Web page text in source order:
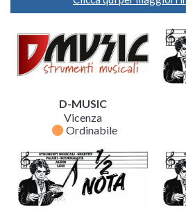
D-MUSIC
Vicenza
fiber_manual_record Ordinabile